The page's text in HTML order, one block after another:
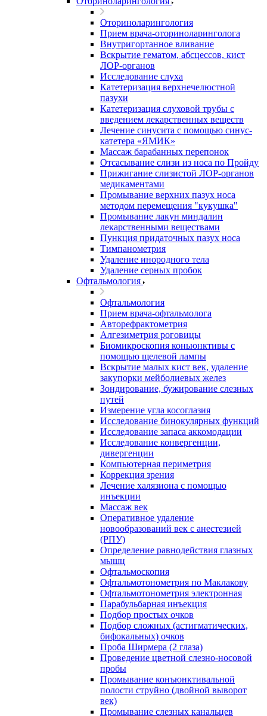
Оториноларингология
Прием врача-оториноларинголога
Внутригортанное вливание
Вскрытие гематом, абсцессов, кист
ЛОР-органов
Исследование слуха
Катетеризация верхнечелюстной
пазухи
Катетеризация слуховой трубы с
введением лекарственных веществ
Лечение синусита с помощью синус-
катетера «ЯМИК»
Массаж барабанных перепонок
Отсасывание слизи из носа по Пройду
Прижигание слизистой ЛОР-органов
медикаментами
Промывание верхних пазух носа
методом перемещения "кукушка"
Промывание лакун миндалин
лекарственными веществами
Пункция придаточных пазух носа
Тимпанометрия
Удаление инородного тела
Удаление серных пробок
Офтальмология
Офтальмология
Прием врача-офтальмолога
Авторефрактометрия
Алгезиметрия роговицы
Биомикроскопия коньюнктивы с
помощью щелевой лампы
Вскрытие малых кист век, удаление
закупорки мейболиевых желез
Зондирование, бужирование слезных
путей
Измерение угла косоглазия
Исследование бинокулярных функций
Исследование запаса аккомодации
Исследование конвергенции,
дивергенции
Компьютерная периметрия
Коррекция зрения
Лечение халязиона с помощью
инъекции
Массаж век
Оперативное удаление
новообразований век с анестезией
(РПУ)
Определение равнодействия глазных
мышц
Офтальмоскопия
Офтальмотонометрия по Маклакову
Офтальмотонометрия электронная
Парабульбарная инъекция
Подбор простых очков
Подбор сложных (астигматических,
бифокальных) очков
Проба Ширмера (2 глаза)
Проведение цветной слезно-носовой
пробы
Промывание конъюнктивальной
полости струйно (двойной выворот
век)
Промывание слезных канальцев